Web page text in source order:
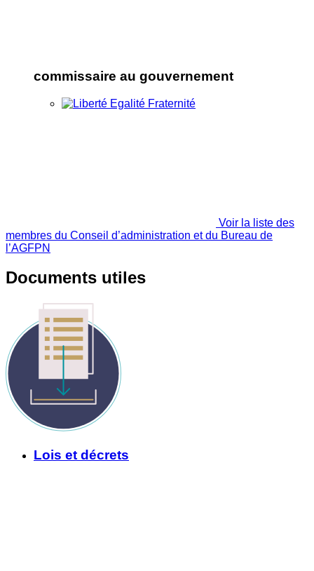
commissaire au gouvernement
Voir la liste des
membres du Conseil d’administration et du Bureau de
l’AGFPN
Documents utiles
Lois et décrets